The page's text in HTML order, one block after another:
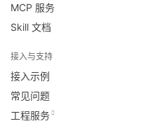
MCP 服务
Skill 文档
接入与支持
接入示例
常见问题
工程服务